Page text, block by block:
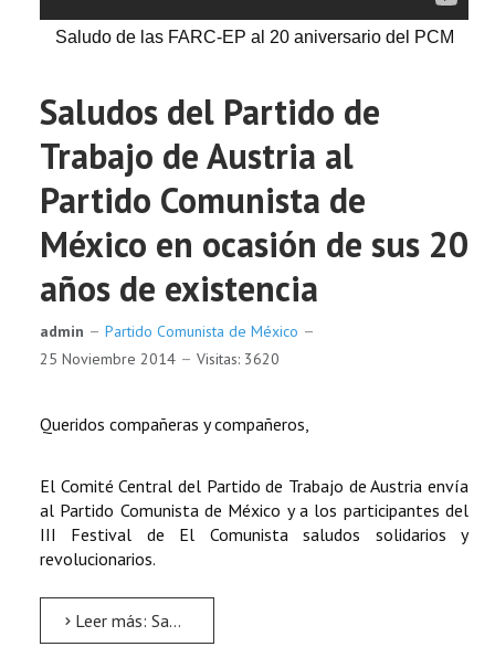
Saludo de las FARC-EP al 20 aniversario del PCM
Saludos del Partido de
Trabajo de Austria al
Partido Comunista de
México en ocasión de sus 20
años de existencia
admin
Partido Comunista de México
25 Noviembre 2014
Visitas: 3620
Queridos compañeras y compañeros,
El Comité Central del Partido de Trabajo de Austria envía
al Partido Comunista de México y a los participantes del
III Festival de El Comunista saludos solidarios y
revolucionarios.
Leer más: Saludos del Partido de Trabajo de Austria al Partido Comunista de México en ocasión de sus 20 años...